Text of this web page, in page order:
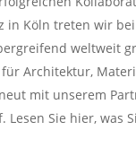
in Köln treten wir
weltweit
für Architektur,
mit unserem
Lesen Sie hier, was